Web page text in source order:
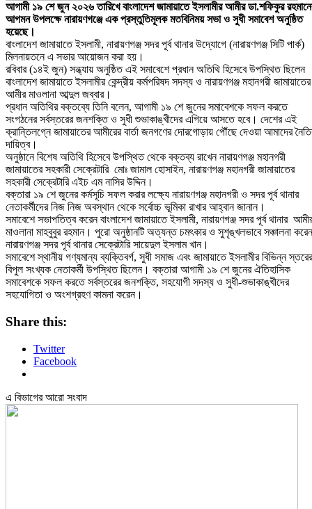
আগামী ১৯ শে জুন ২০২৬ তারিখে বাংলাদেশ জামায়াতে ইসলামীর আমীর ডা.শফিকুর
আগমন উপলক্ষে নারায়ণগঞ্জে এক প্রস্তুতিমূলক মতবিনিময় সভা ও সুধী সমাবেশ অনুষ্ঠিত
হয়েছে।
বাংলাদেশ জামায়াতে ইসলামী, নারায়ণগঞ্জ সদর পূর্ব থানার উদ্যোগে (নারায়ণগঞ্জ সিটি পার্ক)
মিলনায়তনে এ সভার আয়োজন করা হয়।
​রবিবার (১৪ই জুন) সন্ধ্যায় অনুষ্ঠিত এই সমাবেশে প্রধান অতিথি হিসেবে উপস্থিত ছিলেন
বাংলাদেশ জামায়াতে ইসলামীর কেন্দ্রীয় কর্মপরিষদ সদস্য ও নারায়ণগঞ্জ মহানগরী জামায়াতের
আমীর মাওলানা আব্দুল জব্বার।
​প্রধান অতিথির বক্তব্যে তিনি বলেন, আগামী ১৯ শে জুনের সমাবেশকে সফল করতে
সংগঠনের সর্বস্তরের জনশক্তি ও সুধী শুভাকাঙ্খীদের এগিয়ে আসতে হবে। দেশের এই
ক্রান্তিলগ্নে জামায়াতের আমীরের বার্তা জনগণের দোরগোড়ায় পৌঁছে দেওয়া আমাদের
দায়িত্ব।
​অনুষ্ঠানে বিশেষ অতিথি হিসেবে উপস্থিত থেকে বক্তব্য রাখেন নারায়ণগঞ্জ মহানগরী
জামায়াতের সহকারী সেক্রেটারি ​মোঃ জামাল হোসাইন, নারায়ণগঞ্জ মহানগরী জামায়াতের
সহকারী সেক্রেটারি এইচ এম নাসির উদ্দিন।
​বক্তারা ১৯ শে জুনের কর্মসূচি সফল করার লক্ষ্যে নারায়ণগঞ্জ মহানগরী ও সদর পূর্ব থানার
নেতাকর্মীদের নিজ নিজ অবস্থান থেকে সর্বোচ্চ ভূমিকা রাখার আহ্বান জানান।
​সমাবেশে সভাপতিত্ব করেন বাংলাদেশ জামায়াতে ইসলামী, নারায়ণগঞ্জ সদর পূর্ব থানার
মাওলানা মাহবুবুর রহমান। পুরো অনুষ্ঠানটি অত্যন্ত চমৎকার ও সুশৃঙ্খলভাবে সঞ্চালনা করেন
নারায়ণগঞ্জ সদর পূর্ব থানার সেক্রেটারি সায়েদুল ইসলাম খান।
​সমাবেশে স্থানীয় গণ্যমান্য ব্যক্তিবর্গ, সুধী সমাজ এবং জামায়াতে ইসলামীর বিভিন্ন স্তরের
বিপুল সংখ্যক নেতাকর্মী উপস্থিত ছিলেন। বক্তারা আগামী ১৯ শে জুনের ঐতিহাসিক
সমাবেশকে সফল করতে সর্বস্তরের জনশক্তি, সহযোগী সদস্য ও সুধী-শুভাকাঙ্খীদের
সহযোগিতা ও অংশগ্রহণ কামনা করেন।
Share this:
Twitter
Facebook
এ বিভাগের আরো সংবাদ